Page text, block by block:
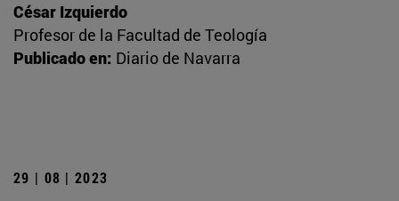
César Izquierdo
Profesor de la Facultad de Teología
Publicado en: Diario de Navarra
29 | 08 | 2023